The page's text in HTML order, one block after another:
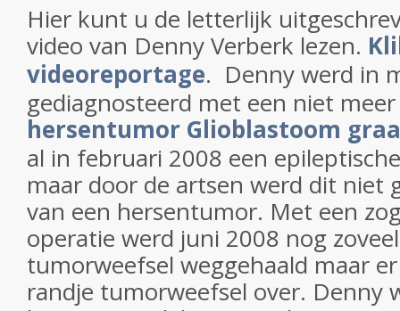
Hier kunt u de letterlijk
video van Denny Verberk lezen.
videoreportage. Denny werd in
gediagnosteerd met een niet
hersentumor Glioblastoom
al in februari 2008 een
maar door de artsen werd dit niet
van een hersentumor. Met een
operatie werd juni 2008 nog
tumorweefsel weggehaald maar
randje tumorweefsel over. Denny